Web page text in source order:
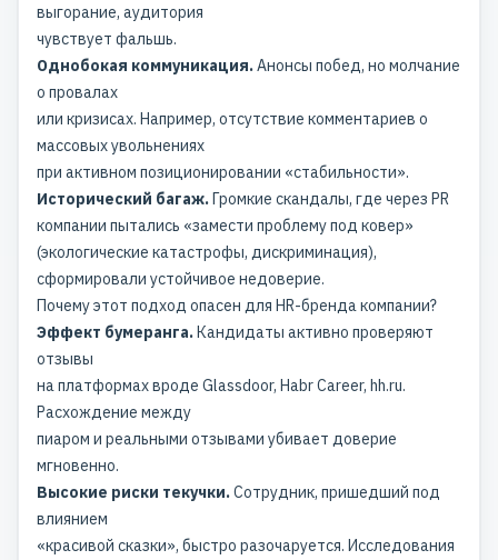
выгорание, аудитория
чувствует фальшь.
Однобокая коммуникация.Анонсы побед, но молчание
о провалах
или кризисах. Например, отсутствие комментариев о
массовых увольнениях
при активном позиционировании «стабильности».
Исторический багаж.Громкие скандалы, где через PR
компании пытались «замести проблему под ковер»
(экологические катастрофы, дискриминация),
сформировали устойчивое недоверие.
Почему этот подход опасен для HR-бренда компании?
Эффект бумеранга.Кандидаты активно проверяют
отзывы
на платформах вроде Glassdoor, Habr Career, hh.ru.
Расхождение между
пиаром и реальными отзывами убивает доверие
мгновенно.
Высокие риски текучки.Сотрудник, пришедший под
влиянием
«красивой сказки», быстро разочаруется. Исследования